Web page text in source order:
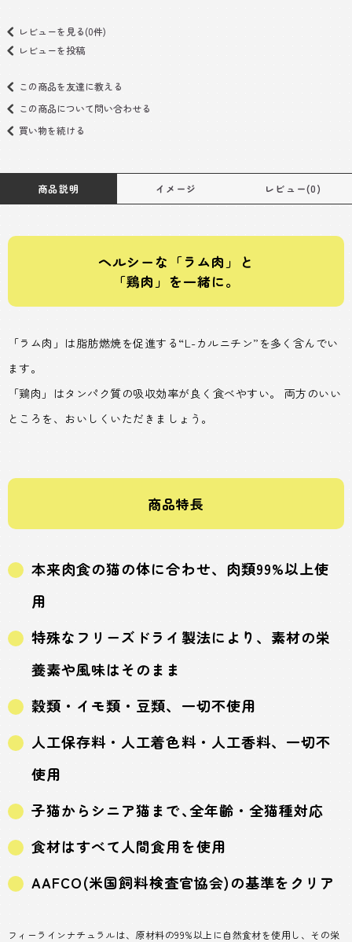
レビューを見る(0件)
レビューを投稿
この商品を友達に教える
この商品について問い合わせる
買い物を続ける
商品説明 イメージ レビュー(0)
ヘルシーな「ラム肉」と
「鶏肉」を一緒に。
「ラム肉」は脂肪燃焼を促進する“L-カルニチン”を多く含んでい
ます。
「鶏肉」はタンパク質の吸収効率が良く食べやすい。 両方のいい
ところを、おいしくいただきましょう。
商品特長
本来肉食の猫の体に合わせ、肉類99%以上使
用
特殊なフリーズドライ製法により、素材の栄
養素や風味はそのまま
穀類・イモ類・豆類、一切不使用
人工保存料・人工着色料・人工香料、一切不
使用
子猫からシニア猫まで､全年齢・全猫種対応
食材はすべて人間食用を使用
AAFCO(米国飼料検査官協会)の基準をクリア
フィーラインナチュラルは、原材料の99%以上に自然食材を使用し、その栄